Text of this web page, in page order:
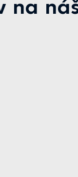
na